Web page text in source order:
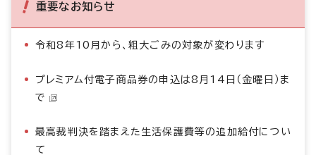
重要なお知らせ
令和8年10月から、粗大ごみの対象が変わります
プレミアム付電子商品券の申込は8月14日（金曜日）ま
で
最高裁判決を踏まえた生活保護費等の追加給付につい
て